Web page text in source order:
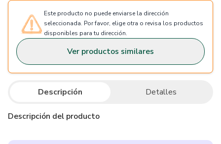
Este producto no puede enviarse la dirección
seleccionada. Por favor, elige otra o revisa los productos
disponibles para tu dirección.
Ver productos similares
Descripción Detalles
Descripción del producto